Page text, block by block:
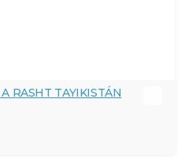
RASHT TAYIKISTÁN